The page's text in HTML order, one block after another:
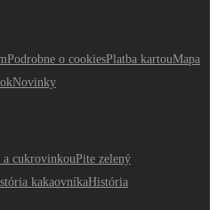
Podrobne o cookiesPlatba kartouMapa
Novinky
a cukrovinkouPite zelený
kakaovníkaHistória